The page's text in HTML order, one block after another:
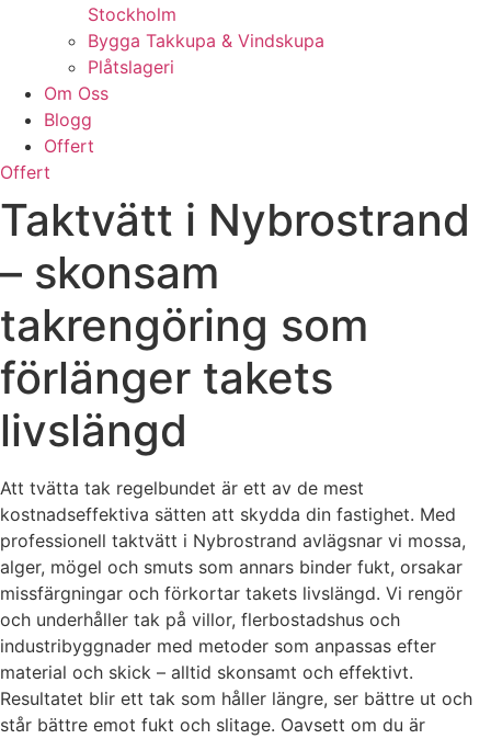
Stockholm
Bygga Takkupa & Vindskupa
Plåtslageri
Om Oss
Blogg
Offert
Offert
Taktvätt i Nybrostrand
– skonsam
takrengöring som
förlänger takets
livslängd
Att tvätta tak regelbundet är ett av de mest
kostnadseffektiva sätten att skydda din fastighet. Med
professionell taktvätt i Nybrostrand avlägsnar vi mossa,
alger, mögel och smuts som annars binder fukt, orsakar
missfärgningar och förkortar takets livslängd. Vi rengör
och underhåller tak på villor, flerbostadshus och
industribyggnader med metoder som anpassas efter
material och skick – alltid skonsamt och effektivt.
Resultatet blir ett tak som håller längre, ser bättre ut och
står bättre emot fukt och slitage. Oavsett om du är